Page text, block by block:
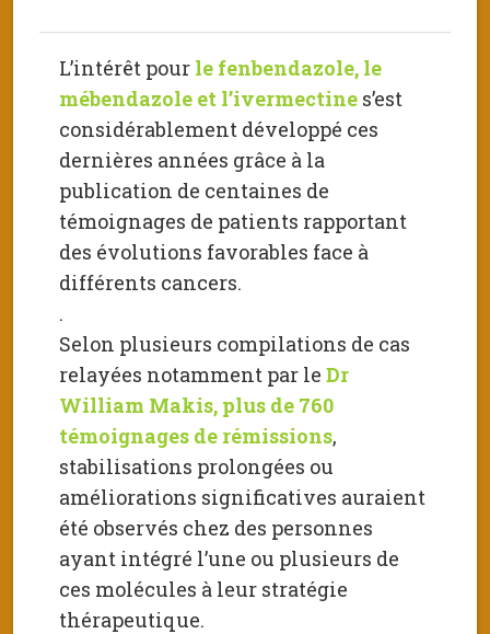
L’intérêt pour le fenbendazole, le
mébendazole et l’ivermectine s’est
considérablement développé ces
dernières années grâce à la
publication de centaines de
témoignages de patients rapportant
des évolutions favorables face à
différents cancers.
.
Selon plusieurs compilations de cas
relayées notamment par le Dr
William Makis, plus de 760
témoignages de rémissions,
stabilisations prolongées ou
améliorations significatives auraient
été observés chez des personnes
ayant intégré l’une ou plusieurs de
ces molécules à leur stratégie
thérapeutique.